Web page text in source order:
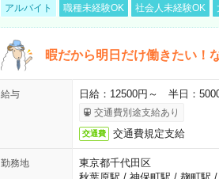
アルバイト 職種未経験OK 社会人未経験OK
暇だから明日だけ働きたい！
給与 日給：12500円～ 半日：
交通費別途支給あり
交通費 交通費規定支給
勤務地
東京都千代田区